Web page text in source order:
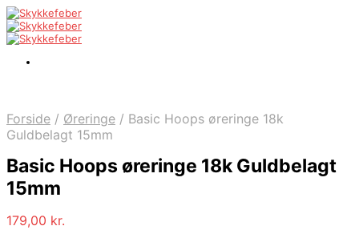
Forside / Øreringe / Basic Hoops øreringe 18k
Guldbelagt 15mm
Basic Hoops øreringe 18k Guldbelagt
15mm
179,00 kr.